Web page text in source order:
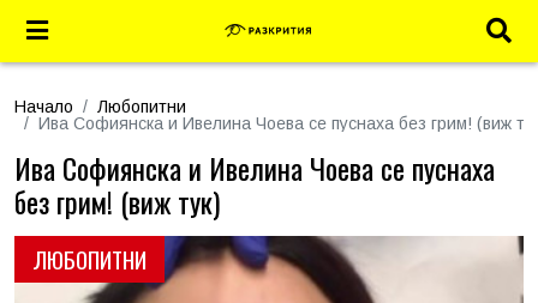
Начало
Любопитни
Ива Софиянска и Ивелина Чоева се пуснаха без грим! (виж
ЛЮБОПИТНИ
Ива Софиянска и Ивелина Чоева се пуснаха
без грим! (виж тук)